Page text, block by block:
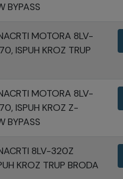
BYPASS
MOTORA 8LV-
ISPUH KROZ TRUP
MOTORA 8LV-
ISPUH KROZ Z-
BYPASS
8LV-320Z
KROZ TRUP BRODA